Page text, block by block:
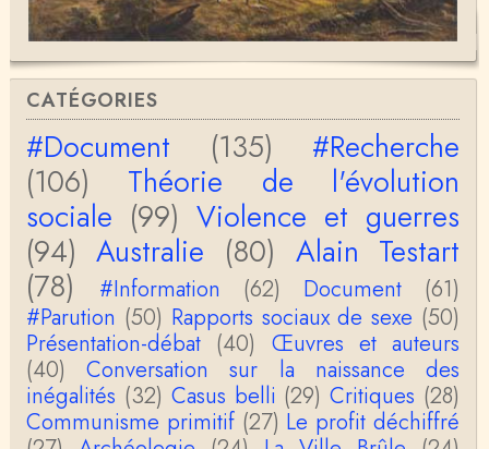
honnêteté intellectuelle, vous êtes passionnant.A …
Christophe Darmangeat
Si, le lien fonctionne bel et bien, je viens de le véri
fier. Il mène à la thèse de Jean-Claude Favin…
roland `chaudat
le lien cité par BB ne fonctionne pas ( 6 ans aprè
s), dommage, mais j'ai la même impression que …
Christophe Darmangeat
La plus récente, donc celle en français, la quatrièm
e, publiée chez La Découverte.Bonne lecture !
Anonymous
Actuellement c'est quelle édition qui est la plus à jo
ur? La dernière edition française ou celle…
roland chaudat
le sous-titre de l’article de la Lutte de Classes “No
CATÉGORIES
#Document (135)
#Recherche
(106)
Théorie de l'évolution
sociale (99) Violence et guerres
(94) Australie (80) Alain Testart
(78)
#Information (62) Document
(61)
#Parution (50) Rapports sociaux de sexe (50)
Présentation-débat (40) Œuvres et auteurs
(40)
Conversation sur la naissance des
inégalités (32) Casus belli (29) Critiques (28)
Communisme primitif (27) Le profit déchiffré